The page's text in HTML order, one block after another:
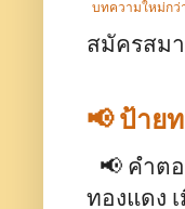
บทความใหม่กว่
สมัครสม
📢 ป้าย
📢 คำต
ทองแดง